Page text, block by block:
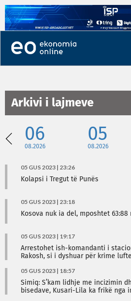
Arkivi i lajmeve
06
08.2026
05
08.2026
05 GUS 2023 | 23:26
Kolapsi i Tregut të Punës
05 GUS 2023 | 23:18
Kosova nuk ia del, mposhtet 63:88
05 GUS 2023 | 19:17
Arrestohet ish-komandanti i
Rakosh, si i dyshuar për krime lufte
05 GUS 2023 | 18:57
Simiq: S’kam lidhje me incizimin
bisedave, Kusari-Lila ka frikë nga